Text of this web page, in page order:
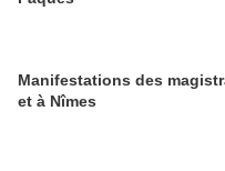
Manifestations des
et à Nîmes